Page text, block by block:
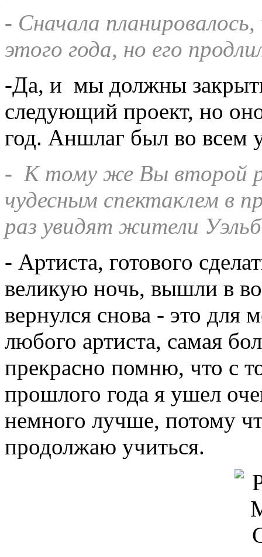
- Сначала
этого года, но его
-Да, и мы должны
следующий проект, но
год. Аншлаг был во всем
- К тому же Вы второй
чудесным спектаклем в
раз увидят жители
- Артиста, готового
великую ночь, вышли в
вернулся снова - это для
любого артиста, самая
прекрасно помню, что с
прошлого года я ушел
немного лучше, потому
продолжаю учиться.